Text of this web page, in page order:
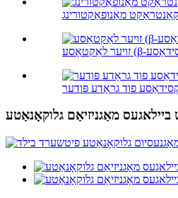
מאַנופאַקטורינג
פוד גראַדע פּודער
ביילאגעס מאַגניזיאַם גלוקאָנאַטע